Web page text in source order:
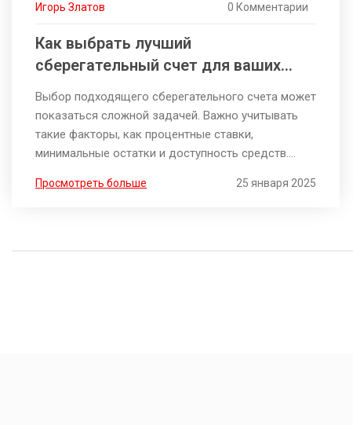
Игорь Златов 0 Комментарии
Как выбрать лучший
сберегательный счет для ваших
нужд?
Выбор подходящего сберегательного счета может
показаться сложной задачей. Важно учитывать
такие факторы, как процентные ставки,
минимальные остатки и доступность средств.
преимущества в зависимости от ваших
наилучший выбор для ваших нужд.
Просмотреть больше 25 января 2025